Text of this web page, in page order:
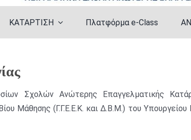
ΚΑΤΑΡΤΙΣΗ Πλατφόρμα e-Class
Σχολών Ανώτερης Επαγγελματικής
Μάθησης (Γ.Γ.Ε.Ε.Κ. και Δ.Β.Μ.) του Υπουργείου